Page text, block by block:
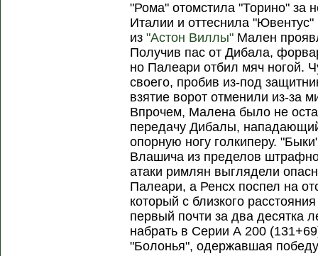
"Рома" отомстила "Торино" за
Италии и оттеснила
из"Астон Виллы" Мален
Получив пас от Дибала,
но Палеари отбил мяч ногой.
своего, пробив из-под
взятие ворот отменили из-за
Впрочем, Малена было не
передачу Дибалы,
опорную ногу голкиперу.
Влашича из пределов
атаки римлян выглядели
Палеари, а Ренсх поспел на
который с близкого
первый почти за два десятка
набрать в Серии А 200
"Болонья", одержавшая